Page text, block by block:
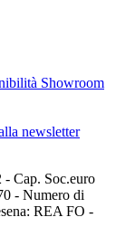
Showroom
newsletter
- Cap. Soc.euro
- Numero di
REA FO -